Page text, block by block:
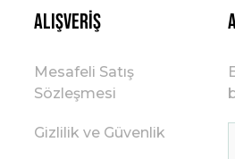
Alışveriş
Mesafeli Satış
Sözleşmesi
Gizlilik ve Güvenlik